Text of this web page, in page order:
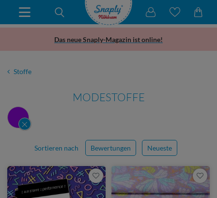
Das neue Snaply-Magazin ist online!
Stoffe
MODESTOFFE
Sortieren nach Bewertungen Neueste